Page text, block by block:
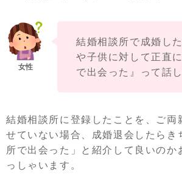
結婚相談所で成婚し
や子供に対して正直
で出会った』って話
結婚相談所に登録したことを、ご両
せていない場合、成婚退会したらき
所で出会った」と紹介して良いのか
っしゃいます。